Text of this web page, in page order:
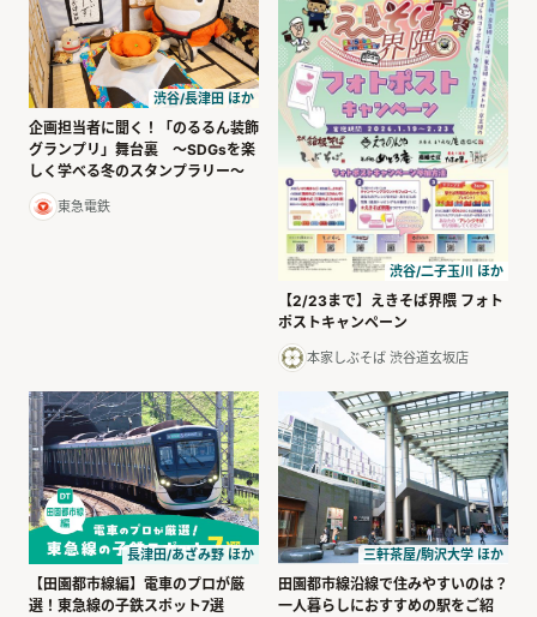
渋谷/長津田 ほか
企画担当者に聞く！「のるるん装飾
グランプリ」舞台裏 ～SDGsを楽
しく学べる冬のスタンプラリー～
東急電鉄
渋谷/二子玉川 ほか
【2/23まで】えきそば界隈 フォト
ポストキャンペーン
本家しぶそば 渋谷道玄坂店
長津田/あざみ野 ほか
【田園都市線編】電車のプロが厳
選！東急線の子鉄スポット7選
三軒茶屋/駒沢大学 ほか
田園都市線沿線で住みやすいのは？
一人暮らしにおすすめの駅をご紹